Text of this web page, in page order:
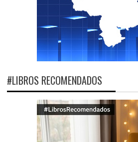
#LIBROS RECOMENDADOS